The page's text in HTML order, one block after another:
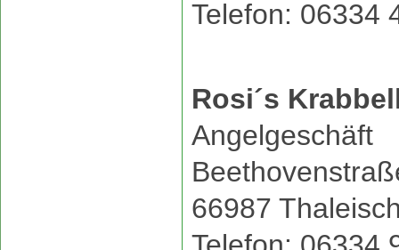
Telefon: 06334
Rosi´s
Angelgeschäft
66987